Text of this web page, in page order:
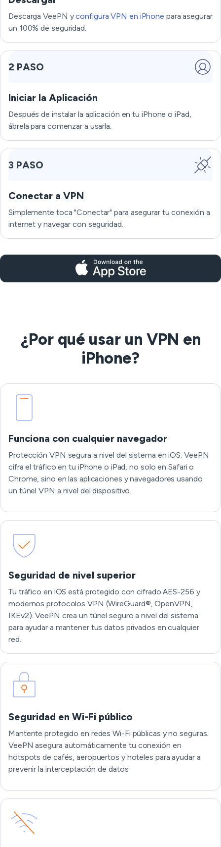
Descarga VeePN yconfigura VPN en iPhone para asegurar
un 100% de seguridad.
2 PASO
Iniciar la Aplicación
Después de instalar la aplicación en tu iPhone o iPad,
ábrela para comenzar a usarla.
3 PASO
Conectar a VPN
Simplemente toca "Conectar" para asegurar tu conexión a
internet y navegar con seguridad.
¿Por qué usar un VPN en
iPhone?
Funciona con cualquier navegador
Protección VPN segura a nivel del sistema en iOS. VeePN
cifra el tráfico en tu iPhone o iPad, no solo en Safari o
Chrome, sino en las aplicaciones y navegadores usando
un túnel VPN a nivel del dispositivo.
Seguridad de nivel superior
Tu tráfico en iOS está protegido con cifrado AES-256 y
modernos protocolos VPN (WireGuard®, OpenVPN,
IKEv2). VeePN crea un túnel seguro a nivel del sistema
para ayudar a mantener tus datos privados en cualquier
red.
Seguridad en Wi-Fi público
Mantente protegido en redes Wi-Fi públicas y no seguras.
VeePN asegura automáticamente tu conexión en
hotspots de cafés, aeropuertos y hoteles para ayudar a
prevenir la interceptación de datos.